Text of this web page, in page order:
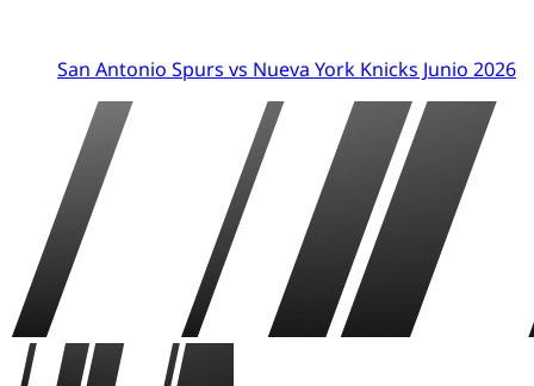
San Antonio Spurs vs Nueva York Knicks Junio 2026